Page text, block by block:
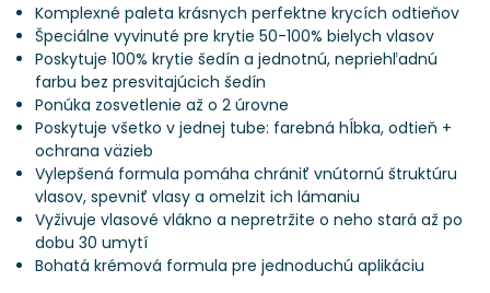
Komplexné paleta krásnych perfektne krycích odtieňov
Špeciálne vyvinuté pre krytie 50-100% bielych vlasov
Poskytuje 100% krytie šedín a jednotnú, nepriehľadnú
farbu bez presvitajúcich šedín
Ponúka zosvetlenie až o 2 úrovne
Poskytuje všetko v jednej tube: farebná hĺbka, odtieň +
ochrana väzieb
Vylepšená formula pomáha chrániť vnútornú štruktúru
vlasov, spevniť vlasy a omelzit ich lámaniu
Vyživuje vlasové vlákno a nepretržite o neho stará až po
dobu 30 umytí
Bohatá krémová formula pre jednoduchú aplikáciu